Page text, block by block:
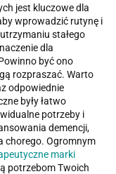
jest kluczowe dla
wprowadzić rutynę i
stałego
dla
być ono
rozpraszać. Warto
odpowiednie
były łatwo
potrzeby i
demencji,
chorego. Ogromnym
marki
potrzebom Twoich